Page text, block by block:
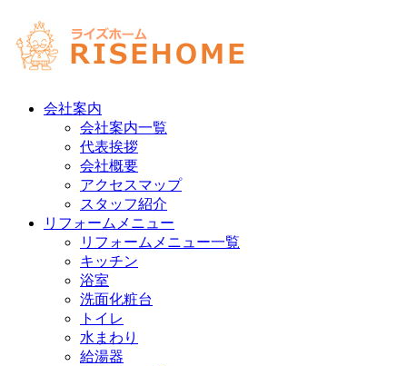
会社案内
会社案内一覧
代表挨拶
会社概要
アクセスマップ
スタッフ紹介
リフォームメニュー
リフォームメニュー一覧
キッチン
浴室
洗面化粧台
トイレ
水まわり
給湯器